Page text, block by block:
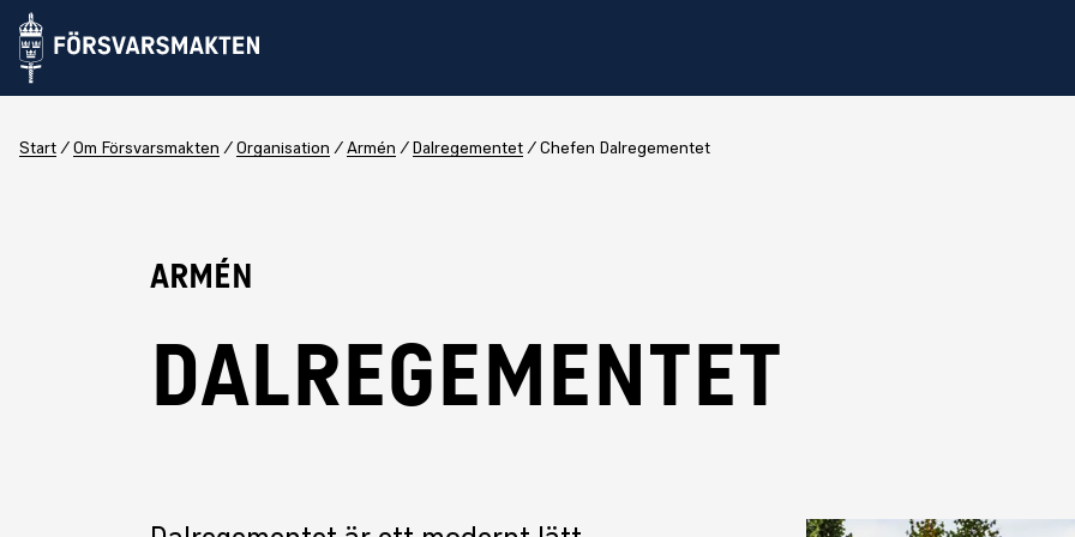
Start Om Försvarsmakten Organisation Armén Dalregementet Chefen Dalregementet
Armén
DALREGEMENTET